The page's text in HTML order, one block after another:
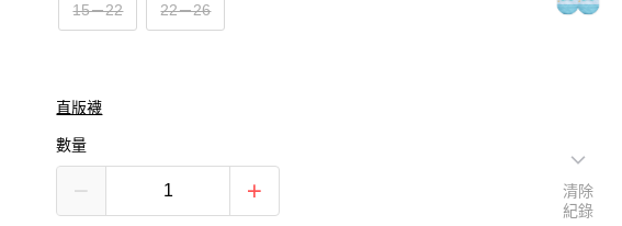
15－22 22－26
直版襪
數量
清除
紀錄